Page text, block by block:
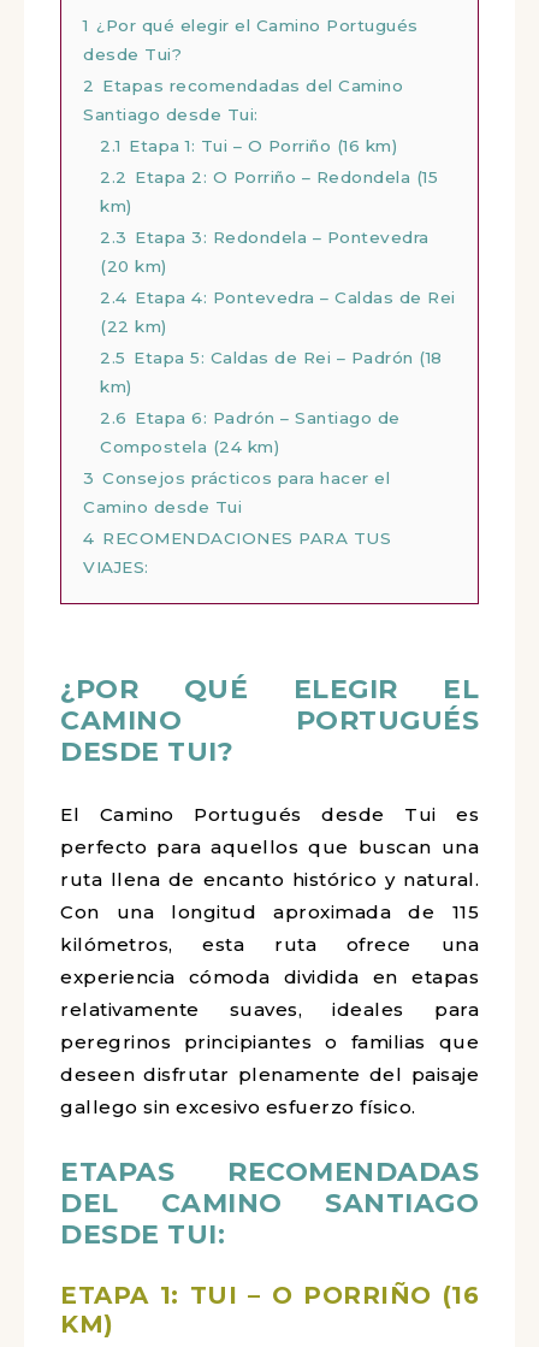
1 ¿Por qué elegir el Camino Portugués
desde Tui?
2
Etapas recomendadas del Camino
Santiago desde Tui:
2.1 Etapa 1: Tui – O Porriño (16 km)
2.2
Etapa 2: O Porriño – Redondela (15
km)
2.3 Etapa 3: Redondela – Pontevedra
(20 km)
2.4 Etapa 4: Pontevedra – Caldas de Rei
(22 km)
2.5 Etapa 5: Caldas de Rei – Padrón (18
km)
2.6 Etapa 6: Padrón – Santiago de
Compostela (24 km)
3 Consejos prácticos para hacer el
Camino desde Tui
4 RECOMENDACIONES PARA TUS
VIAJES:
¿POR QUÉ ELEGIR EL
CAMINO PORTUGUÉS
DESDE TUI?
El Camino Portugués desde Tui es
perfecto para aquellos que buscan una
ruta llena de encanto histórico y natural.
Con una longitud aproximada de 115
kilómetros, esta ruta ofrece una
experiencia cómoda dividida en etapas
relativamente suaves, ideales para
peregrinos principiantes o familias que
deseen disfrutar plenamente del paisaje
gallego sin excesivo esfuerzo físico.
ETAPAS RECOMENDADAS
DEL CAMINO SANTIAGO
DESDE TUI:
ETAPA 1: TUI – O PORRIÑO (16
KM)